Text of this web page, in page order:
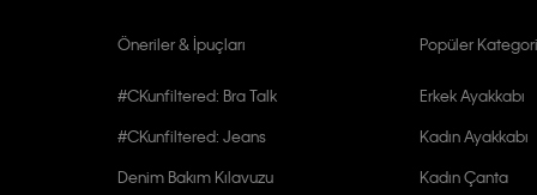
Öneriler & İpuçları
#CKunfiltered: Bra Talk
#CKunfiltered: Jeans
Denim Bakım Kılavuzu
Popüler
Erkek Ayakkabı
Kadın Ayakkabı
Kadın Çanta